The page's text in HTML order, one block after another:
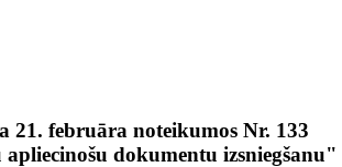
februāra noteikumos Nr. 133
dokumentu izsniegšanu"